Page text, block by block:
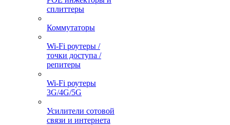
сплиттеры
Коммутаторы
Wi-Fi роутеры /
точки доступа /
репитеры
Wi-Fi роутеры
3G/4G/5G
Усилители сотовой
связи и интернета